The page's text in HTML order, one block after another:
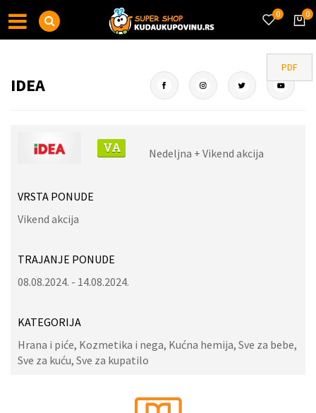
0
0
IDEA
Nedeljna + Vikend akcija
PDF
VRSTA PONUDE
Vikend akcija
TRAJANJE PONUDE
08.08.2024. - 14.08.2024.
KATEGORIJA
Hrana i piće, Kozmetika i nega, Kućna hemija, Sve za bebe,
Sve za kuću, Sve za kupatilo